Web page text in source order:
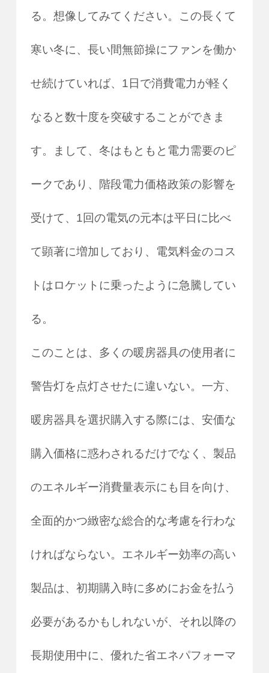
る。想像してみてください。この長くて
寒い冬に、長い間無節操にファンを働か
せ続けていれば、1日で消費電力が軽く
なると数十度を突破することができま
す。まして、冬はもともと電力需要のピ
ークであり、階段電力価格政策の影響を
受けて、1回の電気の元本は平日に比べ
て顕著に増加しており、電気料金のコス
トはロケットに乗ったように急騰してい
る。
このことは、多くの暖房器具の使用者に
警告灯を点灯させたに違いない。一方、
暖房器具を選択購入する際には、安価な
購入価格に惑わされるだけでなく、製品
のエネルギー消費量表示にも目を向け、
全面的かつ緻密な総合的な考慮を行わな
ければならない。エネルギー効率の高い
製品は、初期購入時に多めにお金を払う
必要があるかもしれないが、それ以降の
長期使用中に、優れた省エネパフォーマ